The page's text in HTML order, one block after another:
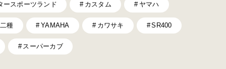
ースポーツランド カスタム ヤマハ
種 YAMAHA カワサキ SR400
スーパーカブ